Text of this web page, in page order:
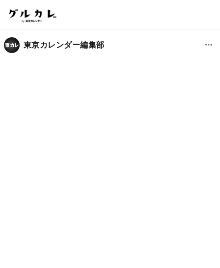
東京カレンダー編集部